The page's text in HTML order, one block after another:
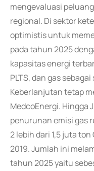
mengevaluasi
regional. Di sektor
optimistis untuk
pada tahun 2025
kapasitas energi
PLTS, dan gas
Keberlanjutan tetap
MedcoEnergi. Hingga
penurunan emisi gas
2 lebih dari 1,5 juta
2019. Jumlah ini
tahun 2025 yaitu